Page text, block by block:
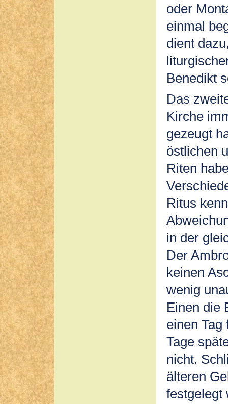
oder
einmal
dient
Benedikt
Das
Kirche
gezeugt
östlichen
Riten
Ritus
in der
Der
keinen
wenig
Einen die
einen Tag
Tage
nicht.
älteren
festgelegt